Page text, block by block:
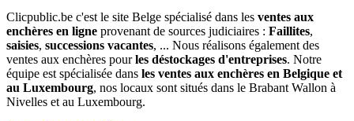
Clicpublic.be c'est le site Belge spécialisé dans les ventes aux
enchères en ligne provenant de sources judiciaires : Faillites,
saisies, successions vacantes, ... Nous réalisons également des
ventes aux enchères pourles déstockages d'entreprises. Notre
équipe est spécialisée dans les ventes aux enchères en Belgique et
au Luxembourg, nos locaux sont situés dans le Brabant Wallon à
Nivelles et au Luxembourg.